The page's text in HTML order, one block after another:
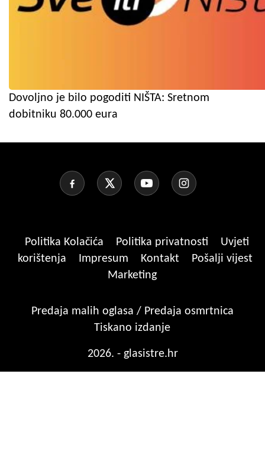
Dovoljno je bilo pogoditi NIŠTA: Sretnom
dobitniku 80.000 eura
Politika Kolačića Politika privatnosti
Uvjeti
korištenja
Impresum Kontakt
Pošalji vijest
Marketing
Predaja malih oglasa / Predaja osmrtnica
Tiskano izdanje
2026. - glasistre.hr